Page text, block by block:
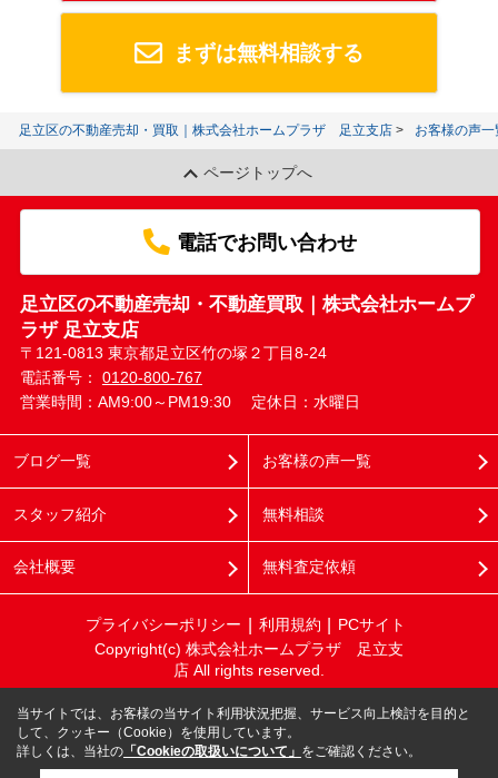
まずは無料相談する
足立区の不動産売却・買取｜株式会社ホームプラザ 足立支店 お客様の声一
ページトップへ
電話でお問い合わせ
足立区の不動産売却・不動産買取｜株式会社ホームプ
ラザ 足立支店
〒121-0813 東京都足立区竹の塚２丁目8-24
電話番号： 0120-800-767
営業時間：AM9:00～PM19:30
定休日：水曜日
ブログ一覧
スタッフ紹介
会社概要
お客様の声一覧
無料相談
無料査定依頼
プライバシーポリシー 利用規約
PCサイト
Copyright(c) 株式会社ホームプラザ 足立支
店 All rights reserved.
当サイトでは、お客様の当サイト利用状況把握、サービス向上検討を目的と
して、クッキー（Cookie）を使用しています。
詳しくは、当社の 「Cookieの取扱いについて」 をご確認ください。